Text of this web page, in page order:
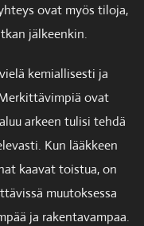
ovat myös tiloja,
jälkeenkin.
kemiallisesti ja
ovat
arkeen tulisi tehdä
Kun lääkkeen
kaavat toistua, on
muutoksessa
ja rakentavampaa.